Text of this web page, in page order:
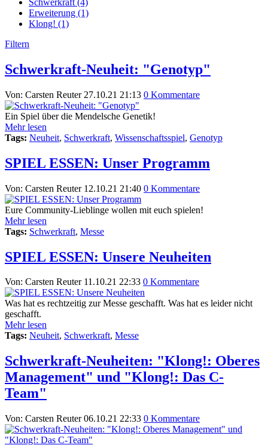
Schwerkraft (4)
Erweiterung (1)
Klong! (1)
Filtern
Schwerkraft-Neuheit: "Genotyp"
Von: Carsten Reuter 27.10.21 21:13 0 Kommentare
Ein Spiel über die Mendelsche Genetik!
Mehr lesen
Tags: Neuheit, Schwerkraft, Wissenschaftsspiel, Genotyp
SPIEL ESSEN: Unser Programm
Von: Carsten Reuter 12.10.21 21:40 0 Kommentare
Eure Community-Lieblinge wollen mit euch spielen!
Mehr lesen
Tags: Schwerkraft, Messe
SPIEL ESSEN: Unsere Neuheiten
Von: Carsten Reuter 11.10.21 22:33 0 Kommentare
Was hat es rechtzeitig zur Messe geschafft. Was hat es leider nicht
geschafft.
Mehr lesen
Tags: Neuheit, Schwerkraft, Messe
Schwerkraft-Neuheiten: "Klong!: Oberes
Management" und "Klong!: Das C-
Team"
Von: Carsten Reuter 06.10.21 22:33 0 Kommentare